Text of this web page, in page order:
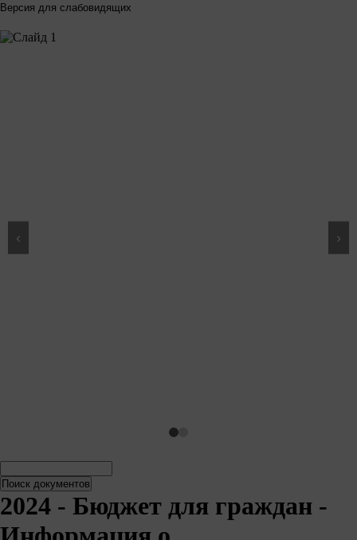
‹ ›
Поиск
документов
документов
2024 - Бюджет для граждан -